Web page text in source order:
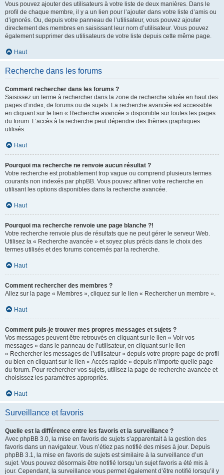
Vous pouvez ajouter des utilisateurs à votre liste de deux manières. Dans le
profil de chaque membre, il y a un lien pour l’ajouter dans votre liste d’amis ou
d’ignorés. Ou, depuis votre panneau de l’utilisateur, vous pouvez ajouter
directement des membres en saisissant leur nom d’utilisateur. Vous pouvez
également supprimer des utilisateurs de votre liste depuis cette même page.
Haut
Recherche dans les forums
Comment rechercher dans les forums ?
Saisissez un terme à rechercher dans la zone de recherche située en haut des
pages d’index, de forums ou de sujets. La recherche avancée est accessible
en cliquant sur le lien « Recherche avancée » disponible sur toutes les pages
du forum. L’accès à la recherche peut dépendre des thèmes graphiques
utilisés.
Haut
Pourquoi ma recherche ne renvoie aucun résultat ?
Votre recherche est probablement trop vague ou comprend plusieurs termes
courants non indexés par phpBB. Vous pouvez affiner votre recherche en
utilisant les options disponibles dans la recherche avancée.
Haut
Pourquoi ma recherche renvoie une page blanche ?!
Votre recherche renvoie plus de résultats que ne peut gérer le serveur Web.
Utilisez la « Recherche avancée » et soyez plus précis dans le choix des
termes utilisés et des forums concernés par la recherche.
Haut
Comment rechercher des membres ?
Allez sur la page « Membres », cliquez sur le lien « Rechercher un membre ».
Haut
Comment puis-je trouver mes propres messages et sujets ?
Vos messages peuvent être retrouvés en cliquant sur le lien « Voir vos
messages » dans le panneau de l’utilisateur, en cliquant sur le lien
« Rechercher les messages de l’utilisateur » depuis votre propre page de profil
ou bien en cliquant sur le lien « Accès rapide » depuis n’importe quelle page
du forum. Pour rechercher vos sujets, utilisez la page de recherche avancée et
choisissez les paramètres appropriés.
Haut
Surveillance et favoris
Quelle est la différence entre les favoris et la surveillance ?
Avec phpBB 3.0, la mise en favoris de sujets s’apparentait à la gestion des
favoris dans un navigateur. Vous n’étiez pas notifié des mises à jour. Depuis
phpBB 3.1, la mise en favoris de sujets est similaire à la surveillance d’un
sujet. Vous pouvez désormais être notifié lorsqu’un sujet favoris a été mis à
jour. Cependant, la surveillance vous permet également d’être notifié lorsqu’il y